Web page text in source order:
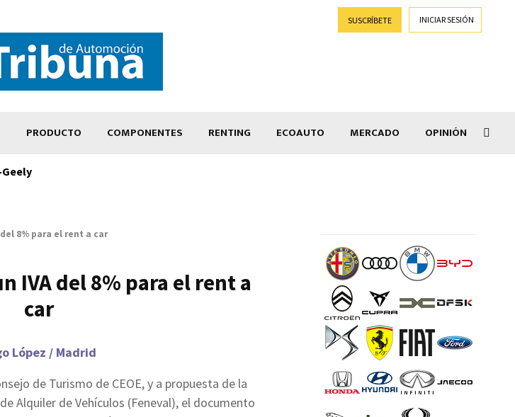
SUSCRÍBETE INICIAR SESIÓN
PRODUCTO COMPONENTES RENTING ECOAUTO MERCADO OPINIÓN
8% para el rent a car
IVA del 8% para el rent a
car
López / Madrid
de Turismo de CEOE, y a propuesta de la
Alquiler de Vehículos (Feneval), el documento